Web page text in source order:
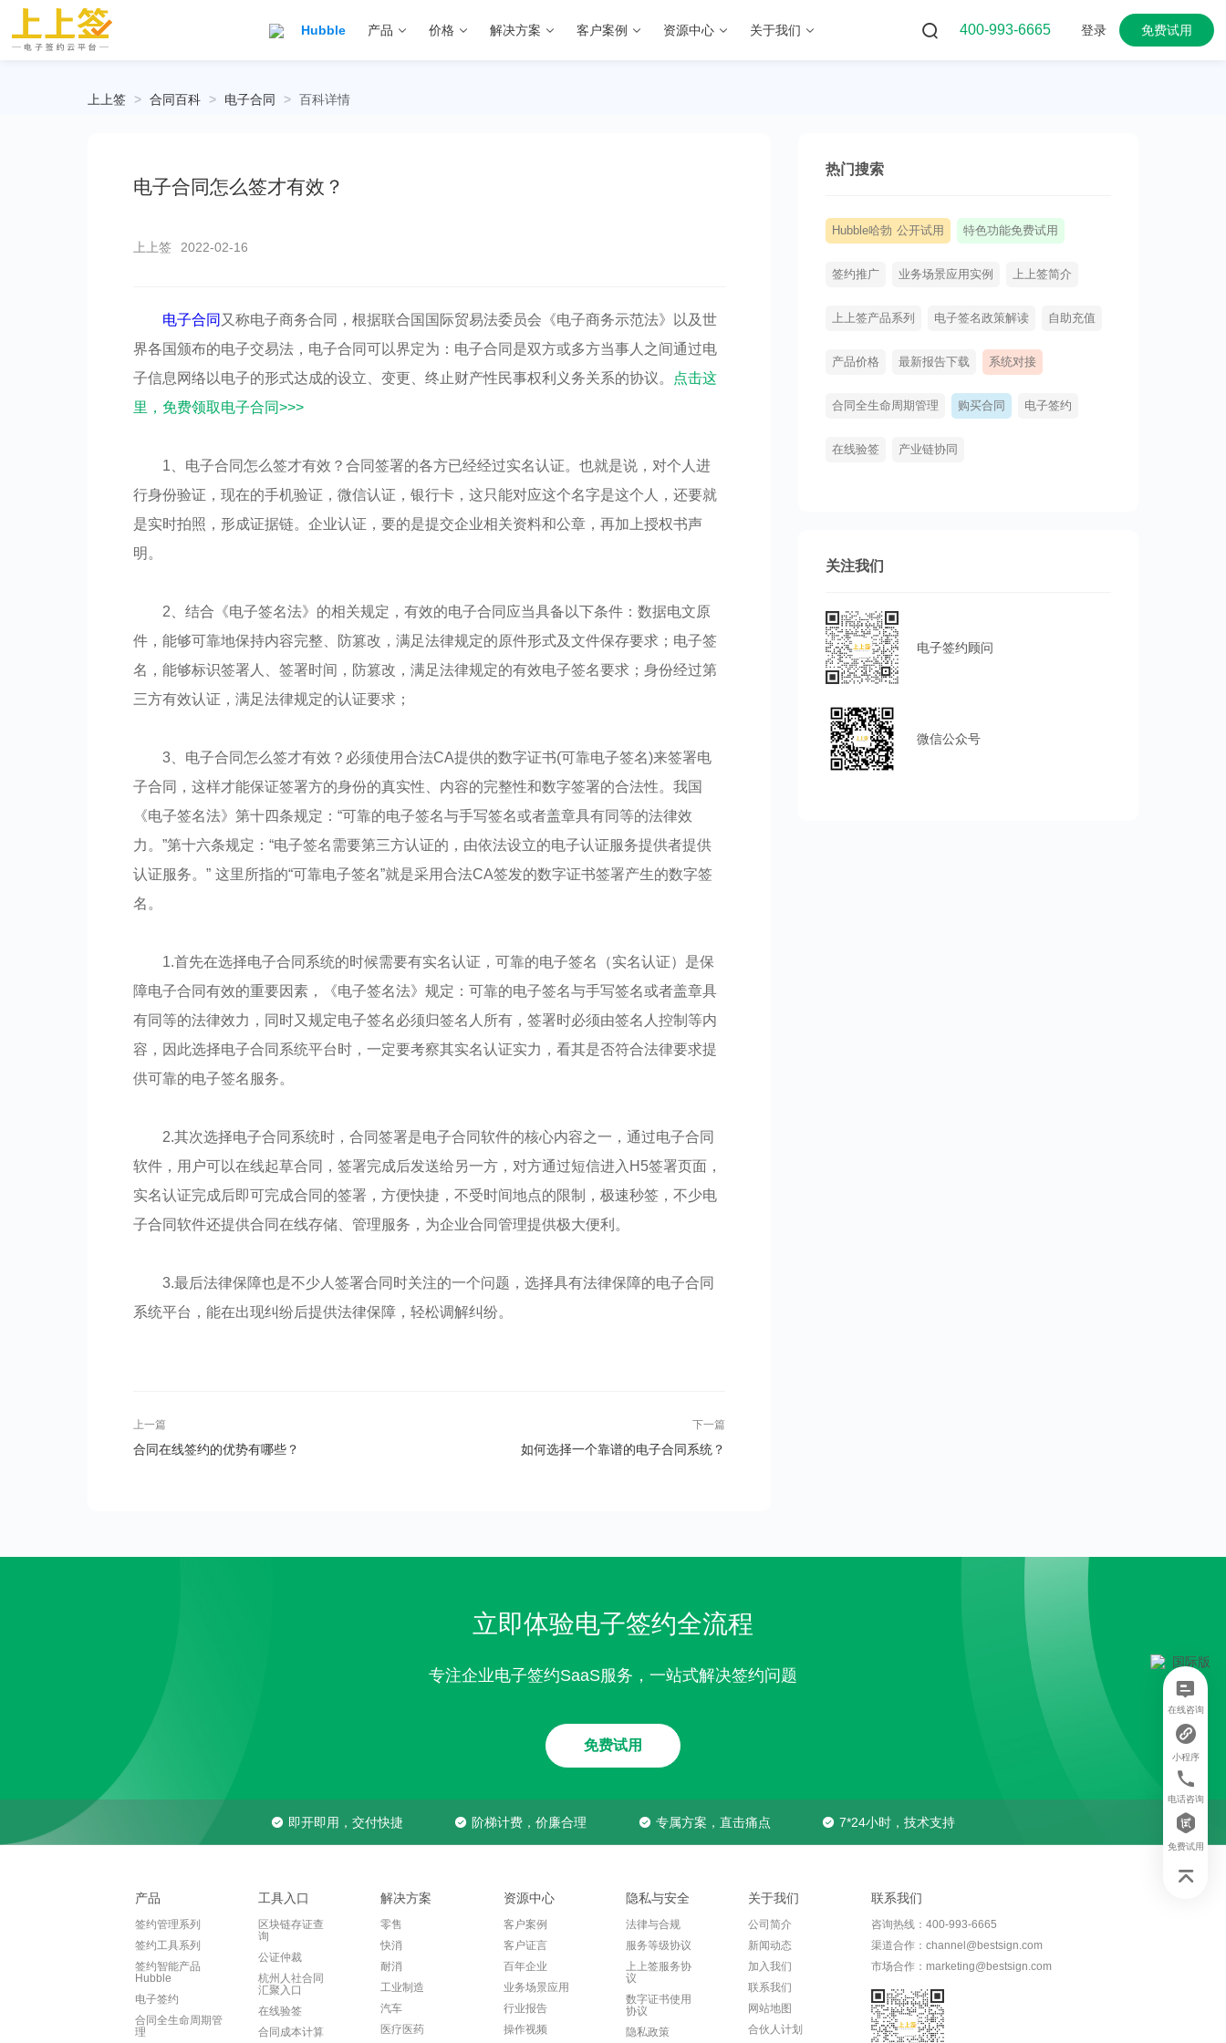
Hubble 产品 价格 解决方案 客户案例 资源中心 关于我们 400-993-6665 登录 免费试用
上上签 > 合同百科 > 电子合同 > 百科详情
电子合同怎么签才有效？
上上签 2022-02-16
电子合同 又称电子商务合同，根据联合国国际贸易法委员会《电子商务示范法》以及世
界各国颁布的电子交易法，电子合同可以界定为：电子合同是双方或多方当事人之间通过电
子信息网络以电子的形式达成的设立、变更、终止财产性民事权利义务关系的协议。
点击这
里，免费领取电子合同>>>
1、电子合同怎么签才有效？合同签署的各方已经经过实名认证。也就是说，对个人进
行身份验证，现在的手机验证，微信认证，银行卡，这只能对应这个名字是这个人，还要就
是实时拍照，形成证据链。企业认证，要的是提交企业相关资料和公章，再加上授权书声
明。
2、结合《电子签名法》的相关规定，有效的电子合同应当具备以下条件：数据电文原
件，能够可靠地保持内容完整、防篡改，满足法律规定的原件形式及文件保存要求；电子签
名，能够标识签署人、签署时间，防篡改，满足法律规定的有效电子签名要求；身份经过第
三方有效认证，满足法律规定的认证要求；
3、电子合同怎么签才有效？必须使用合法CA提供的数字证书(可靠电子签名)来签署电
子合同，这样才能保证签署方的身份的真实性、内容的完整性和数字签署的合法性。我国
《电子签名法》第十四条规定：“可靠的电子签名与手写签名或者盖章具有同等的法律效
力。”第十六条规定：“电子签名需要第三方认证的，由依法设立的电子认证服务提供者提供
认证服务。” 这里所指的“可靠电子签名”就是采用合法CA签发的数字证书签署产生的数字签
名。
1.首先在选择电子合同系统的时候需要有实名认证，可靠的电子签名（实名认证）是保
障电子合同有效的重要因素，《电子签名法》规定：可靠的电子签名与手写签名或者盖章具
有同等的法律效力，同时又规定电子签名必须归签名人所有，签署时必须由签名人控制等内
容，因此选择电子合同系统平台时，一定要考察其实名认证实力，看其是否符合法律要求提
供可靠的电子签名服务。
2.其次选择电子合同系统时，合同签署是电子合同软件的核心内容之一，通过电子合同
软件，用户可以在线起草合同，签署完成后发送给另一方，对方通过短信进入H5签署页面，
实名认证完成后即可完成合同的签署，方便快捷，不受时间地点的限制，极速秒签，不少电
子合同软件还提供合同在线存储、管理服务，为企业合同管理提供极大便利。
3.最后法律保障也是不少人签署合同时关注的一个问题，选择具有法律保障的电子合同
系统平台，能在出现纠纷后提供法律保障，轻松调解纠纷。
上一篇
合同在线签约的优势有哪些？
下一篇
如何选择一个靠谱的电子合同系统？
热门搜索
Hubble哈勃 公开试用 特色功能免费试用
签约推广 业务场景应用实例 上上签简介
上上签产品系列 电子签名政策解读 自助充值
产品价格 最新报告下载 系统对接
合同全生命周期管理 购买合同 电子签约
在线验签 产业链协同
关注我们
电子签约顾问
微信公众号
立即体验电子签约全流程
专注企业电子签约SaaS服务，一站式解决签约问题
免费试用
即开即用，交付快捷 阶梯计费，价廉合理 专属方案，直击痛点 7*24小时，技术支持
产品
签约管理系列
签约工具系列
签约智能产品
Hubble
电子签约
合同全生命周期管
理
工具入口
区块链存证查
询
公证仲裁
杭州人社合同
汇聚入口
在线验签
合同成本计算
解决方案
零售
快消
耐消
工业制造
汽车
医疗医药
资源中心
客户案例
客户证言
百年企业
业务场景应用
行业报告
操作视频
隐私与安全
法律与合规
服务等级协议
上上签服务协
议
数字证书使用
协议
隐私政策
关于我们
公司简介
新闻动态
加入我们
联系我们
网站地图
合伙人计划
联系我们
咨询热线：400-993-6665
渠道合作：channel@bestsign.com
市场合作：marketing@bestsign.com
在线咨询
小程序
电话咨询
免费试用